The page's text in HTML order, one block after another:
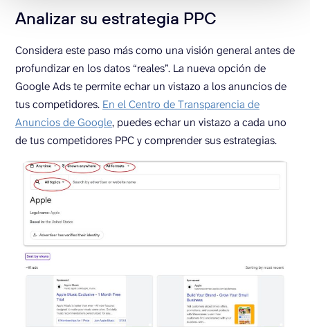
Analizar su estrategia PPC
Considera este paso más como una visión general antes de
profundizar en los datos “reales”. La nueva opción de
Google Ads te permite echar un vistazo a los anuncios de
tus competidores. En el Centro de Transparencia de
Anuncios de Google, puedes echar un vistazo a cada uno
de tus competidores PPC y comprender sus estrategias.